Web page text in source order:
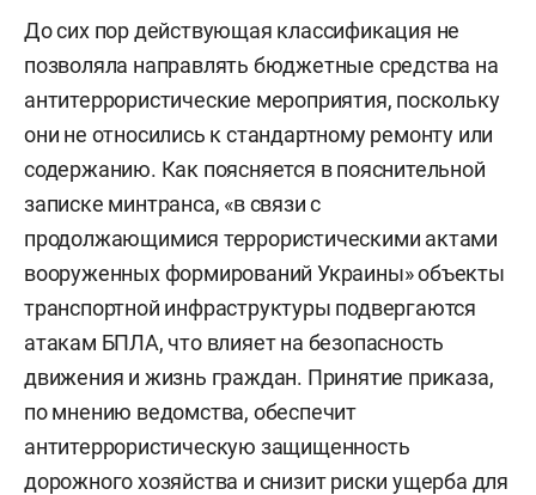
До сих пор действующая классификация не
позволяла направлять бюджетные средства на
антитеррористические мероприятия, поскольку
они не относились к стандартному ремонту или
содержанию. Как поясняется в пояснительной
записке минтранса, «в связи с
продолжающимися террористическими актами
вооруженных формирований Украины» объекты
транспортной инфраструктуры подвергаются
атакам БПЛА, что влияет на безопасность
движения и жизнь граждан. Принятие приказа,
по мнению ведомства, обеспечит
антитеррористическую защищенность
дорожного хозяйства и снизит риски ущерба для